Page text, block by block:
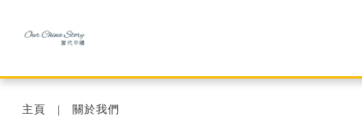
主頁 關於我們